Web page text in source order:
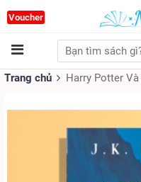
Voucher
Trang chủ Harry Potter